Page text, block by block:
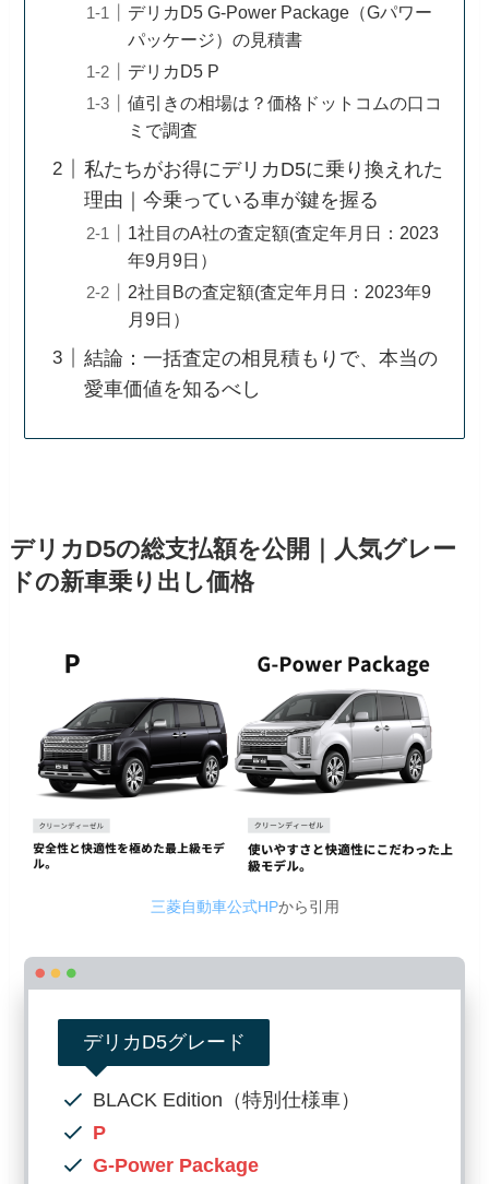
デリカD5 G-Power Package（Gパワー
パッケージ）の見積書
デリカD5 P
値引きの相場は？価格ドットコムの口コ
ミで調査
私たちがお得にデリカD5に乗り換えれた
理由｜今乗っている車が鍵を握る
1社目のA社の査定額(査定年月日：2023
年9月9日）
2社目Bの査定額(査定年月日：2023年9
月9日）
結論：一括査定の相見積もりで、本当の
愛車価値を知るべし
デリカD5の総支払額を公開｜人気グレー
ドの新車乗り出し価格
三菱自動車公式HPから引用
デリカD5グレード
BLACK Edition（特別仕様車）
P
G-Power Package